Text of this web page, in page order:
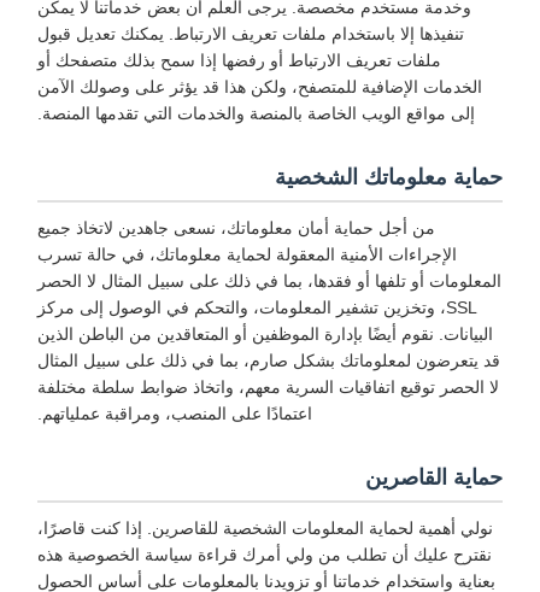
وخدمة مستخدم مخصصة. يرجى العلم أن بعض خدماتنا لا يمكن
تنفيذها إلا باستخدام ملفات تعريف الارتباط. يمكنك تعديل قبول
ملفات تعريف الارتباط أو رفضها إذا سمح بذلك متصفحك أو
الخدمات الإضافية للمتصفح، ولكن هذا قد يؤثر على وصولك الآمن
إلى مواقع الويب الخاصة بالمنصة والخدمات التي تقدمها المنصة.
حماية معلوماتك الشخصية
من أجل حماية أمان معلوماتك، نسعى جاهدين لاتخاذ جميع
الإجراءات الأمنية المعقولة لحماية معلوماتك، في حالة تسرب
المعلومات أو تلفها أو فقدها، بما في ذلك على سبيل المثال لا الحصر
SSL، وتخزين تشفير المعلومات، والتحكم في الوصول إلى مركز
البيانات. نقوم أيضًا بإدارة الموظفين أو المتعاقدين من الباطن الذين
قد يتعرضون لمعلوماتك بشكل صارم، بما في ذلك على سبيل المثال
لا الحصر توقيع اتفاقيات السرية معهم، واتخاذ ضوابط سلطة مختلفة
اعتمادًا على المنصب، ومراقبة عملياتهم.
حماية القاصرين
نولي أهمية لحماية المعلومات الشخصية للقاصرين. إذا كنت قاصرًا،
نقترح عليك أن تطلب من ولي أمرك قراءة سياسة الخصوصية هذه
بعناية واستخدام خدماتنا أو تزويدنا بالمعلومات على أساس الحصول